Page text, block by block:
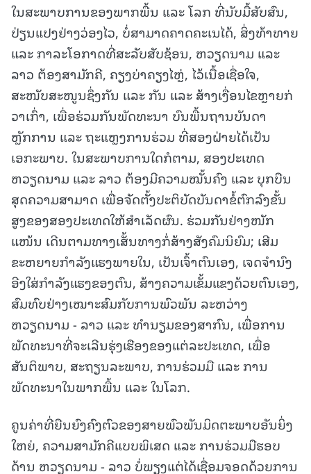
ໃນສະພາບການຂອງພາກພື້ນ ແລະ ໂລກ ທີ່ນັບມື້ສັບສົນ,
ປ່ຽນແປງຢ່າງວ່ອງໄວ, ບໍ່ສາມາດຄາດຄະເນໄດ້, ສິ່ງທ້າທາຍ
ແລະ ກາລະໂອກາດທີ່ສະລັບສັບຊ້ອນ, ຫວຽດນາມ ແລະ
ລາວ ຕ້ອງສາມັກຄີ, ຄຽງບ່າຄຽງໄຫຼ່, ໄວ້ເນື້ອເຊື່ອໃຈ,
ສະໜັບສະໜູນຊຶ່ງກັນ ແລະ ກັນ ແລະ ສ້າງເງື່ອນໄຂຫຼາຍກ່
ວາເກົ່າ, ເພື່ອຮ່ວມກັນພັດທະນາ ບົນພື້ນຖານບັນດາ
ຫຼັກການ ແລະ ຖະແຫຼງການຮ່ວມ ທີ່ສອງຝ່າຍໄດ້ເປັນ
ເອກະພາບ. ໃນສະພາບການໃດກໍຕາມ, ສອງປະເທດ
ຫວຽດນາມ ແລະ ລາວ ຕ້ອງມີຄວາມໝັ້ນຄົງ ແລະ ບຸກບືນ
ສຸດຄວາມສາມາດ ເພື່ອຈັດຕັ້ງປະຕິບັດບັນດາຂໍ້ຕົກລົງຂັ້ນ
ສູງຂອງສອງປະເທດໃຫ້ສຳເລັດຜົນ. ຮ່ວມກັນຢ່າງໜັກ
ແໜ້ນ ເດີນຕາມທາງເສັ້ນທາງກໍ່ສ້າງສັງຄົມນິຍົມ; ເສີມ
ຂະຫຍາຍກຳລັງແຮງພາຍໃນ, ເປັນເຈົ້າຕົນເອງ, ເຈດຈຳນົງ
ອີງໃສ່ກຳລັງແຮງຂອງຕົນ, ສ້າງຄວາມເຂັ້ມແຂງດ້ວຍຕົນເອງ,
ສົມທົບຢ່າງເໝາະສົມກັບການພົວພັນ ລະຫວ່າງ
ຫວຽດນາມ - ລາວ ແລະ ທໍານຽມຂອງສາກົນ, ເພື່ອການ
ພັດທະນາທີ່ຈະເລີນຮຸ່ງເຮືອງຂອງແຕ່ລະປະເທດ, ເພື່ອ
ສັນຕິພາບ, ສະຖຽນລະພາບ, ການຮ່ວມມື ແລະ ການ
ພັດທະນາໃນພາກພື້ນ ແລະ ໃນໂລກ.
ຄູນຄ່າທີ່ຍືນຍົງຄົງຕົວຂອງສາຍພົວພັນມິດຕະພາບອັນຍິ່ງ
ໃຫຍ່, ຄວາມສາມັກຄີແບບພິເສດ ແລະ ການຮ່ວມມືຮອບ
ດ້ານ ຫວຽດນາມ - ລາວ ບໍ່ພຽງແຕ່ໄດ້ເຊື່ອມຈອດດ້ວຍການ